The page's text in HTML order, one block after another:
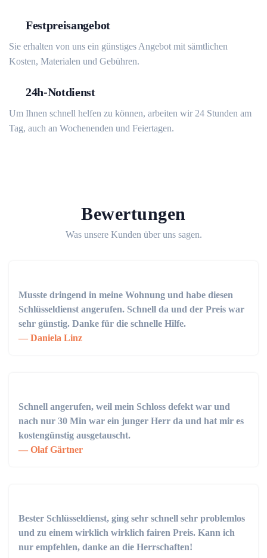
Festpreisangebot
Sie erhalten von uns ein günstiges Angebot mit sämtlichen
Kosten, Materialen und Gebühren.
24h-Notdienst
Um Ihnen schnell helfen zu können, arbeiten wir 24 Stunden am
Tag, auch an Wochenenden und Feiertagen.
Bewertungen
Was unsere Kunden über uns sagen.
Musste dringend in meine Wohnung und habe diesen
Schlüsseldienst angerufen. Schnell da und der Preis war
sehr günstig. Danke für die schnelle Hilfe.
Daniela Linz
Schnell angerufen, weil mein Schloss defekt war und
nach nur 30 Min war ein junger Herr da und hat mir es
kostengünstig ausgetauscht.
Olaf Gärtner
Bester Schlüsseldienst, ging sehr schnell sehr problemlos
und zu einem wirklich wirklich fairen Preis. Kann ich
nur empfehlen, danke an die Herrschaften!